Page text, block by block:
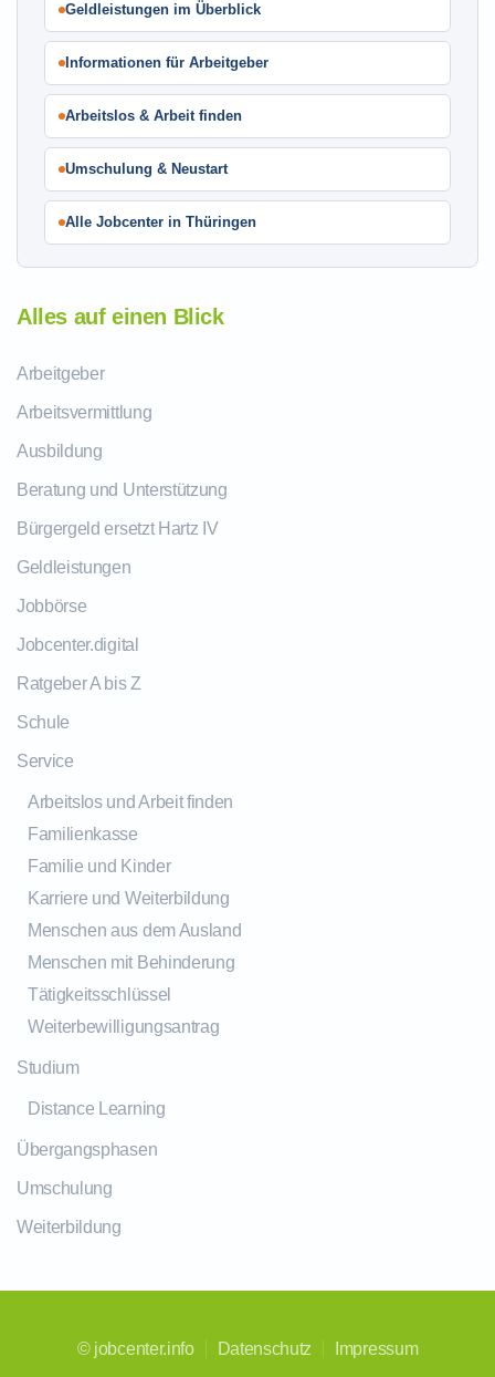
Geldleistungen im Überblick
Informationen für Arbeitgeber
Arbeitslos & Arbeit finden
Umschulung & Neustart
Alle Jobcenter in Thüringen
Alles auf einen Blick
Arbeitgeber
Arbeitsvermittlung
Ausbildung
Beratung und Unterstützung
Bürgergeld ersetzt Hartz IV
Geldleistungen
Jobbörse
Jobcenter.digital
Ratgeber A bis Z
Schule
Service
Arbeitslos und Arbeit finden
Familienkasse
Familie und Kinder
Karriere und Weiterbildung
Menschen aus dem Ausland
Menschen mit Behinderung
Tätigkeitsschlüssel
Weiterbewilligungsantrag
Studium
Distance Learning
Übergangsphasen
Umschulung
Weiterbildung
© jobcenter.info Datenschutz Impressum